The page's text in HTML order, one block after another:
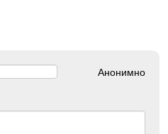
Анонимно